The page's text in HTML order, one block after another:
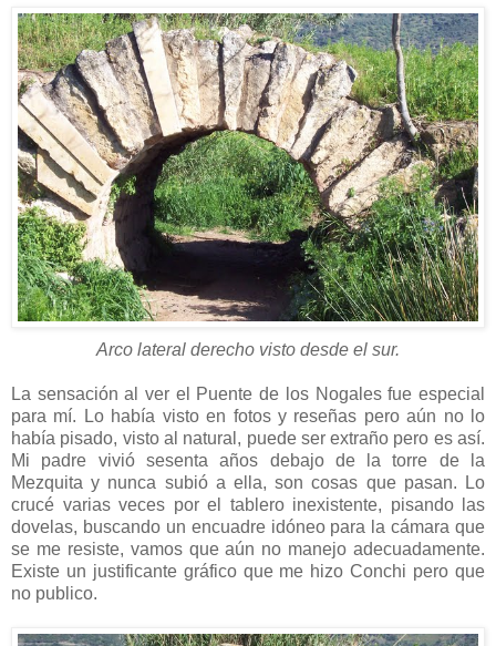
Arco lateral derecho visto desde el sur.
La sensación al ver el Puente de los Nogales fue especial
para mí. Lo había visto en fotos y reseñas pero aún no lo
había pisado, visto al natural, puede ser extraño pero es así.
Mi padre vivió sesenta años debajo de la torre de la
Mezquita y nunca subió a ella, son cosas que pasan. Lo
crucé varias veces por el tablero inexistente, pisando las
dovelas, buscando un encuadre idóneo para la cámara que
se me resiste, vamos que aún no manejo adecuadamente.
Existe un justificante gráfico que me hizo Conchi pero que
no publico.